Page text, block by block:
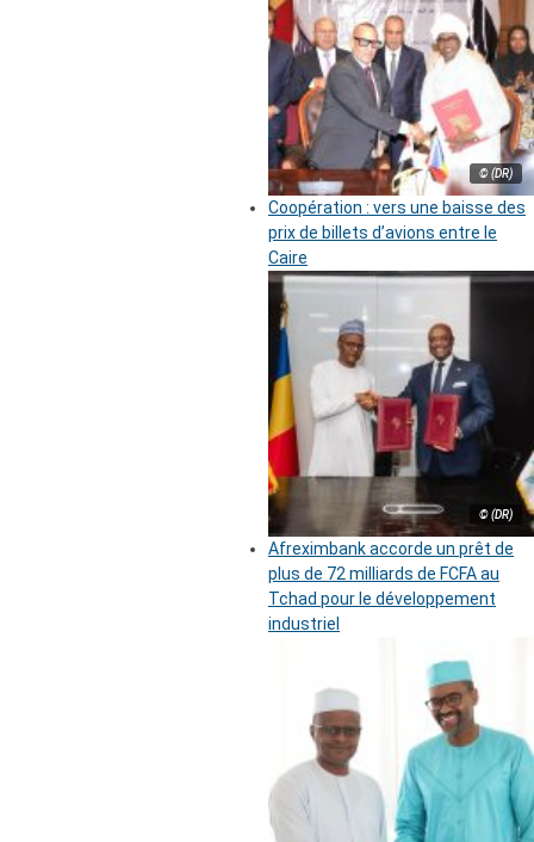
© (DR)
Coopération : vers une baisse des
prix de billets d’avions entre le
Caire
© (DR)
Afreximbank accorde un prêt de
plus de 72 milliards de FCFA au
Tchad pour le développement
industriel